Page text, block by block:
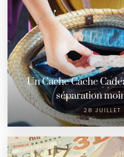
Un Cache Cache
séparation
28 JUILLET